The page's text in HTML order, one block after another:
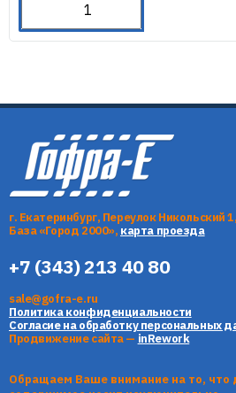
г. Екатеринбург, Переулок Никольский
База «Город 2000», карта проезда
+7 (343) 213 40 80
sale@gofra-e.ru
Политика конфиденциальности
Согласие на обработку персональных
Продвижение сайта — inRework
Обращаем Ваше внимание на то, что